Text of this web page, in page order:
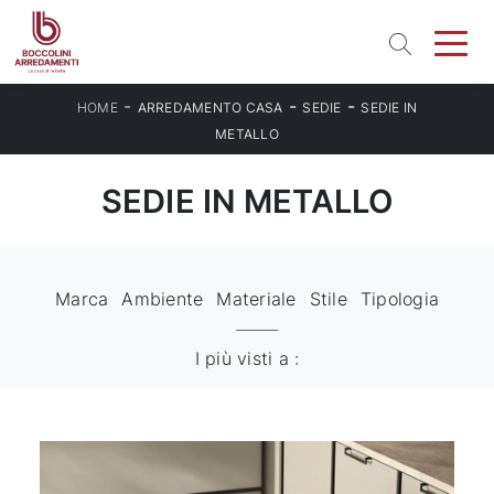
HOME- ARREDAMENTO CASA - SEDIE - SEDIE IN
METALLO
SEDIE IN METALLO
Marca Ambiente Materiale Stile Tipologia
I più visti a :